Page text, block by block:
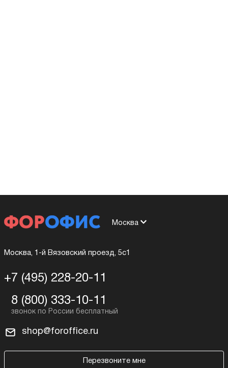
Москва
Москва, 1-й Вязовский проезд, 5с1
+7 (495) 228-20-11
8 (800) 333-10-11
shop@foroffice.ru
Перезвоните мне